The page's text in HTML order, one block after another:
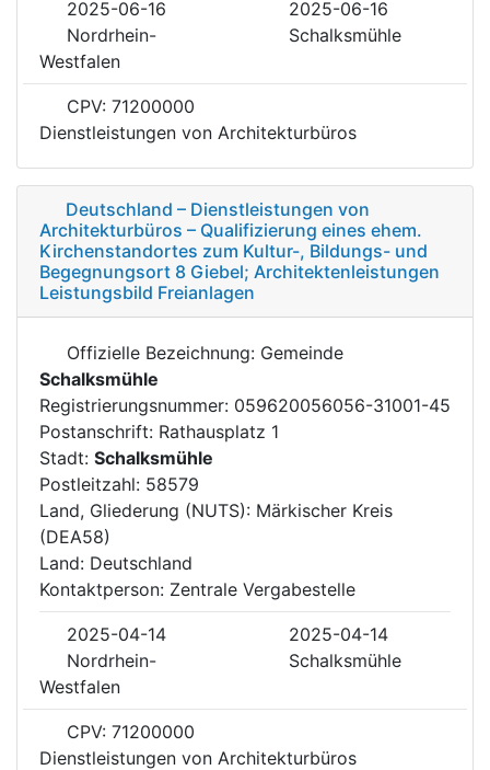
2025-06-16
2025-06-16
Nordrhein-
Westfalen
Schalksmühle
CPV: 71200000
Dienstleistungen von Architekturbüros
Deutschland – Dienstleistungen von
Architekturbüros – Qualifizierung eines ehem.
Kirchenstandortes zum Kultur-, Bildungs- und
Begegnungsort 8 Giebel; Architektenleistungen
Leistungsbild Freianlagen
Offizielle Bezeichnung: Gemeinde
Schalksmühle
Registrierungsnummer: 059620056056-31001-45
Postanschrift: Rathausplatz 1
Stadt: Schalksmühle
Postleitzahl: 58579
Land, Gliederung (NUTS): Märkischer Kreis
(DEA58)
Land: Deutschland
Kontaktperson: Zentrale Vergabestelle
2025-04-14
2025-04-14
Nordrhein-
Westfalen
Schalksmühle
CPV: 71200000
Dienstleistungen von Architekturbüros